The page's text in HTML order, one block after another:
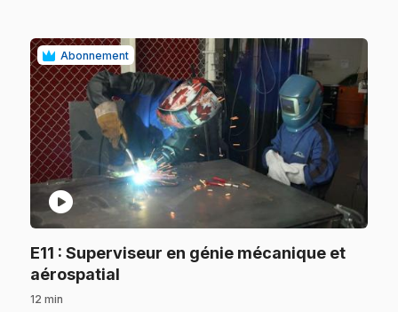
Abonnement
play_circle
E11 : Superviseur en génie mécanique et
aérospatial
12 min